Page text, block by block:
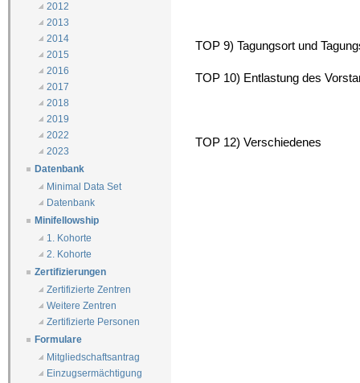
2012
2013
2014
2015
2016
2017
2018
2019
2022
2023
Datenbank
Minimal Data Set
Datenbank
Minifellowship
1. Kohorte
2. Kohorte
Zertifizierungen
Zertifizierte Zentren
Weitere Zentren
Zertifizierte Personen
Formulare
Mitgliedschaftsantrag
Einzugsermächtigung
TOP 9) Tagungsort und
TOP 10) Entlastung des
TOP 12) Verschiedenes